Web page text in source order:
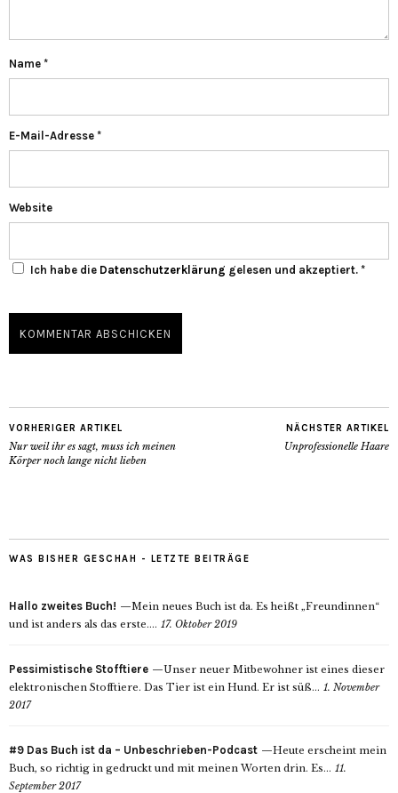
Name *
E-Mail-Adresse *
Website
Ich habe die Datenschutzerklärung gelesen und akzeptiert. *
VORHERIGER ARTIKEL
Nur weil ihr es sagt, muss ich meinen
Körper noch lange nicht lieben
NÄCHSTER ARTIKEL
Unprofessionelle Haare
WAS BISHER GESCHAH - LETZTE BEITRÄGE
Hallo zweites Buch!
Mein neues Buch ist da. Es heißt „Freundinnen“
und ist anders als das erste.... 17. Oktober 2019
Pessimistische Stofftiere
Unser neuer Mitbewohner ist eines dieser
elektronischen Stofftiere. Das Tier ist ein Hund. Er ist süß... 1. November
2017
#9 Das Buch ist da – Unbeschrieben-Podcast
Heute erscheint mein
Buch, so richtig in gedruckt und mit meinen Worten drin. Es... 11.
September 2017